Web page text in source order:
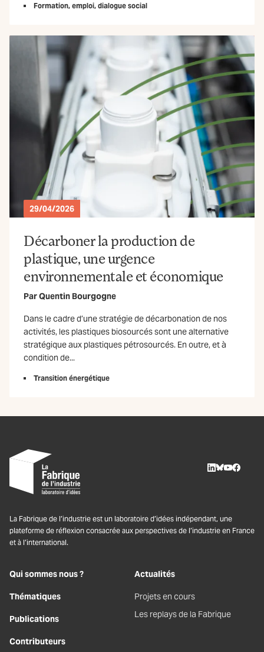
Formation, emploi, dialogue social
29/04/2026
Décarboner la production de
plastique, une urgence
environnementale et économique
ParQuentin Bourgogne
Dans le cadre d’une stratégie de décarbonation de nos
activités, les plastiques biosourcés sont une alternative
stratégique aux plastiques pétrosourcés. En outre, et à
condition de...
Transition énergétique
La Fabrique de l’industrie est un laboratoire d’idées indépendant, une
plateforme de réflexion consacrée aux perspectives de l’industrie en France
et à l’international.
Qui sommes nous ?
Thématiques
Publications
Contributeurs
Actualités
Projets en cours
Les replays de la Fabrique